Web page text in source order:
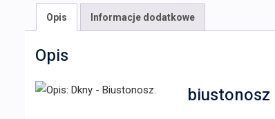
Opis Informacje dodatkowe
Opis
biustonosz